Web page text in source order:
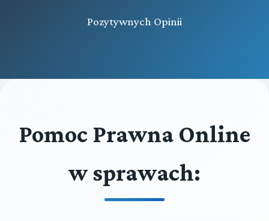
Pozytywnych Opinii
Pomoc Prawna Online
w sprawach: